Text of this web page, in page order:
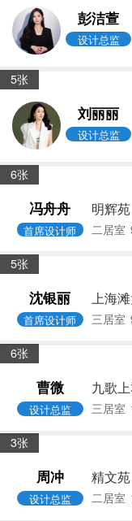
刘丽丽
设计总监
6张
欧小清
首席设计师
0张
彭洁萱
设计总监
5张
彭洁萱
设计总监
5张
刘丽丽
设计总监
6张
冯舟舟
首席设计师
明辉苑
二居室